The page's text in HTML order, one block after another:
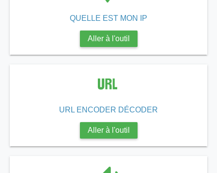
QUELLE EST MON IP
Aller à l'outil
URL ENCODER DÉCODER
Aller à l'outil